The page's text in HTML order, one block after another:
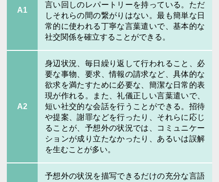
A1
言い回しのレパートリーを持っている。ただ
しそれらの間の繋がりはない。最も簡単な日
常的に使われる丁寧な言葉遣いで、基本的な
社交関係を確立することができる。
A2
身辺状況、毎日繰り返して行われること、必
要な事物、要求、情報の請求など、具体的な
欲求を満たすために必要な、簡潔な日常的表
現が作れる。また、礼儀正しい言葉遣いで、
短い社交的な会話を行うことができる。招待
や提案、謝罪などを行ったり、それらに応じ
ることが、予想外の状況では、コミュニケー
ションが成り立たなかったり、あるいは誤解
を生むことが多い。
予想外の状況を描写できるだけの充分な言語